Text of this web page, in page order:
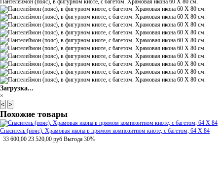
Пантелеймон (пояс), в фигурном киоте, с багетом. Храмовая икона 60 Х 80 см.
Загрузка...
×
< >
Похожие товары
Спаситель (пояс). Храмовая икона в прямом композитном киоте, с багетом, 64 Х 84
33 600,00 23 520,00 руб Выгода 30%